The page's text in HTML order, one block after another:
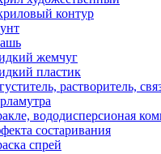
контур
жемчуг
пластик
растворитель,
вододисперсионая
состаривания
спрей